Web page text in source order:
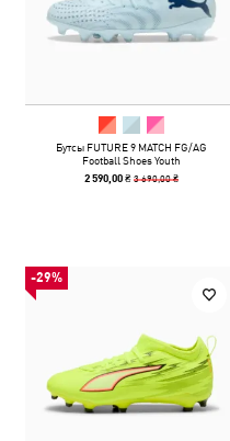
Бутсы FUTURE 9 MATCH FG/AG
Football Shoes Youth
2 590,00 ₴3 690,00 ₴
-29%